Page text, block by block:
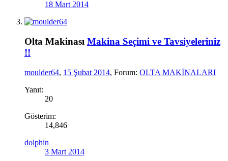
18 Mart 2014
Olta Makinası Makina Seçimi ve Tavsiyeleriniz
!!
moulder64, 15 Şubat 2014, Forum: OLTA MAKİNALARI
Yanıt:
20
Gösterim:
14,846
dolphin
3 Mart 2014